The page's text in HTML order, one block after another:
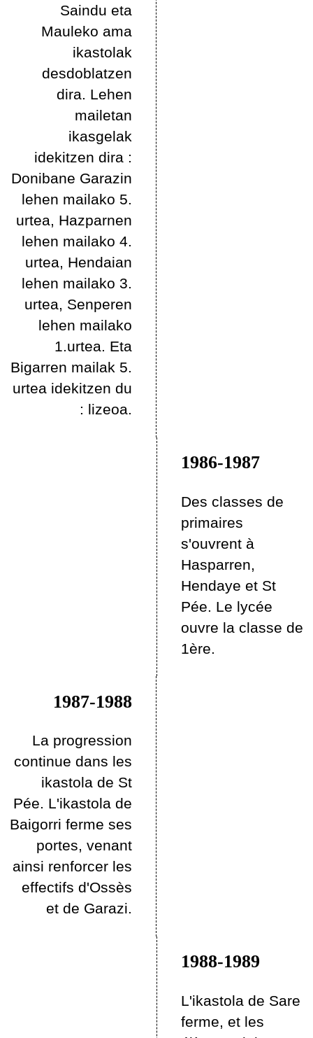
Saindu eta
Mauleko ama
ikastolak
desdoblatzen
dira. Lehen
mailetan
ikasgelak
idekitzen dira :
Donibane Garazin
lehen mailako 5.
urtea, Hazparnen
lehen mailako 4.
urtea, Hendaian
lehen mailako 3.
urtea, Senperen
lehen mailako
1.urtea. Eta
Bigarren mailak 5.
urtea idekitzen du
: lizeoa.
1986-1987
Des classes de
primaires
s'ouvrent à
Hasparren,
Hendaye et St
Pée. Le lycée
ouvre la classe de
1ère.
1987-1988
La progression
continue dans les
ikastola de St
Pée. L'ikastola de
Baigorri ferme ses
portes, venant
ainsi renforcer les
effectifs d'Ossès
et de Garazi.
1988-1989
L'ikastola de Sare
ferme, et les